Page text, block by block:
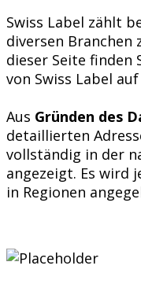
Swiss Label zählt
diversen Branchen
dieser Seite finden
von Swiss Label
Aus Gründen des
detaillierten
vollständig in der
angezeigt. Es wird
in Regionen